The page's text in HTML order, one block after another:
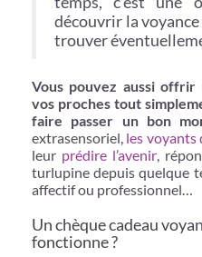
découvrir la
trouver
Vous pouvez aussi offrir
vos proches tout
faire passer un bon
extrasensoriel, les voyants
leur prédire l’avenir ,
turlupine depuis quelque
affectif ou professionnel…
Un chèque cadeau
fonctionne ?